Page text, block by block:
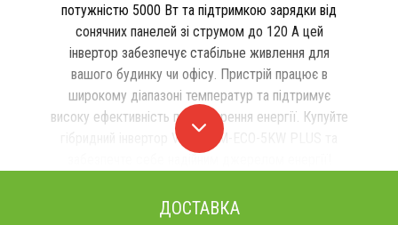
потужністю 5000 Вт та підтримкою зарядки від
сонячних панелей зі струмом до 120 А цей
інвертор забезпечує стабільне живлення для
вашого будинку чи офісу. Пристрій працює в
широкому діапазоні температур та підтримує
високу ефективність перетворення енергії. Купуйте
гібридний інвертор Victor NM-ECO-5KW PLUS та
ДОСТАВКА